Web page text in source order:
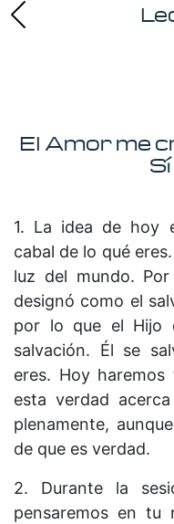
El Amor me
1. La idea de hoy
cabal de lo qué
luz del mundo.
designó como el
por lo que el Hijo
salvación. Él se
eres. Hoy
esta verdad
plenamente,
de que es verdad.
2. Durante la
pensaremos en tu